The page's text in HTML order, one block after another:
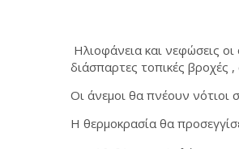
Ηλιοφάνεια και νεφώσεις
διάσπαρτες τοπικές βροχές
Οι άνεμοι θα πνέουν νότιοι
Η θερμοκρασία θα